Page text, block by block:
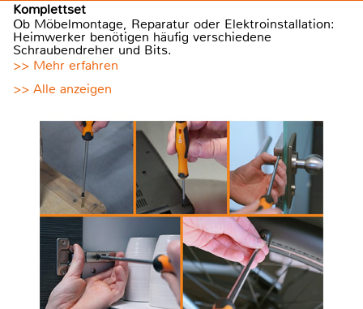
Komplettset
Ob Möbelmontage, Reparatur oder Elektroinstallation:
Heimwerker benötigen häufig verschiedene
Schraubendreher und Bits.
>> Mehr erfahren
>> Alle anzeigen